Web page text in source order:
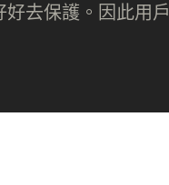
去保護。因此用戶